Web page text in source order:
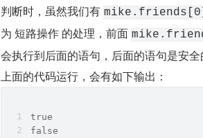
判断时，虽然我们有
为 短路操作 的处理，前面
会执行到后面的语句，后面的语句是安全
上面的代码运行，会有如下输出：
true
false